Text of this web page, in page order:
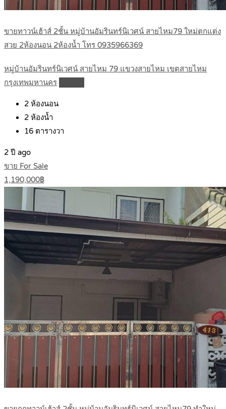
ขายทาวน์เฮ้าส์ 2ชั้น หมู่บ้านอัมรินทร์นิเวศน์ สายไหม79 ใหม่ตกแต่ง
สวย 2ห้องนอน 2ห้องน้ำ โทร 0935966369
หมู่บ้านอัมรินทร์นิเวศน์ สายไหม 79 แขวงสายไหม เขตสายไหม
กรุงเทพมหานคร
2 ห้องนอน
2 ห้องน้ำ
16 ตารางวา
2 ปี ago
ขาย For Sale
1,190,000฿